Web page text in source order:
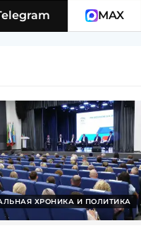
MAX
ХРОНИКА И ПОЛИТИКА